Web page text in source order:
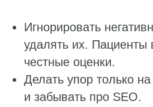
Игнорировать
удалять их. Пациенты
честные оценки.
Делать упор только
и забывать про SEO.
Работа с отзывами
Сервис сбора отзывов
Реклама на картах
Геоперфоманс реклама